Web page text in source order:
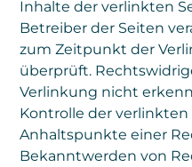
Inhalte der verlinkten
Betreiber der Seiten
zum Zeitpunkt der
überprüft.
Verlinkung nicht
Kontrolle der
Anhaltspunkte einer
Bekanntwerden von